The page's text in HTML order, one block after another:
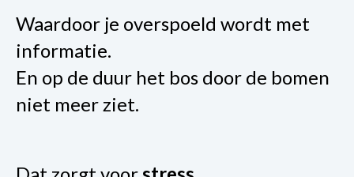
Waardoor je overspoeld wordt met
informatie.
En op de duur het bos door de bomen
niet meer ziet.